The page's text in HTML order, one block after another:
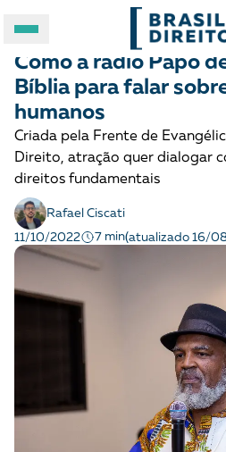
A BRASIL DE DIREITOS
ASSUNTOS
FORMATOS
Apoie a Brasil de
A [BD] conta as histórias
direitos humanos no
DEMOCRACIA E JUSTIÇA
História
Como a rádio Papo
Bíblia para falar
humanos
Criada pela Frente de
Direito, atração quer dialogar
direitos fundamentais
Rafael Ciscati
11/10/2022
7 min(atualizado 16/